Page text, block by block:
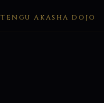
TENGU AKASHA DOJO